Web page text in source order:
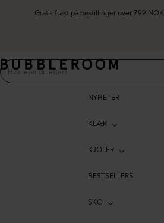
Gratis frakt på bestillinger over 799 NOK
NYHETER
KLÆR
KJOLER
BESTSELLERS
SKO